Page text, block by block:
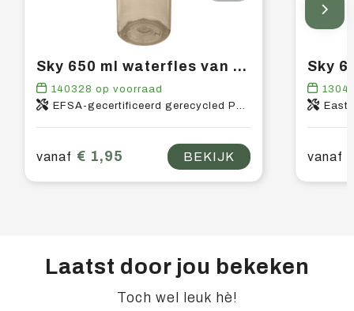
Sky 650 ml waterfles van gerecycled plastic
140328 op voorraad
EFSA-gecertificeerd gerecycled PET-kunststof, PP-kunststof
vanaf € 1,95 BEKIJK vanaf
Laatst door jou bekeken
Toch wel leuk hè!